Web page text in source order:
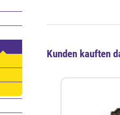
Kunden kauften